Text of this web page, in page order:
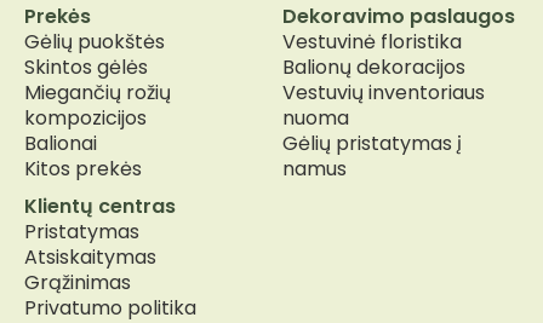
product
page
Prekės
Gėlių puokštės
Skintos gėlės
Miegančių rožių
kompozicijos
Balionai
Kitos prekės
Dekoravimo paslaugos
Vestuvinė floristika
Balionų dekoracijos
Vestuvių inventoriaus
nuoma
Gėlių pristatymas į
namus
Klientų centras
Pristatymas
Atsiskaitymas
Grąžinimas
Privatumo politika